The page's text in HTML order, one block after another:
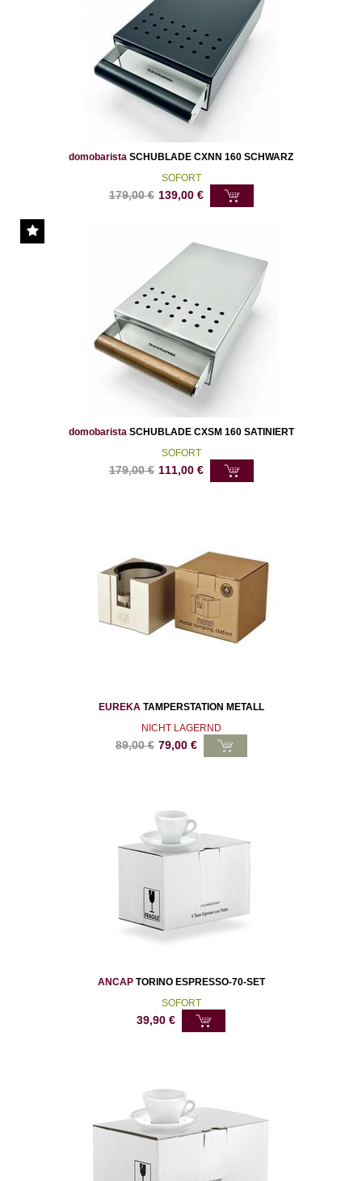
domobarista SCHUBLADE CXNN 160 SCHWARZ
SOFORT
179,00€ 139,00€
domobaristaSCHUBLADE CXSM 160 SATINIERT
SOFORT
179,00€ 111,00€
EUREKATAMPERSTATION METALL
NICHT LAGERND
89,00€ 79,00€
ANCAPTORINO ESPRESSO-70-SET
SOFORT
39,90 €